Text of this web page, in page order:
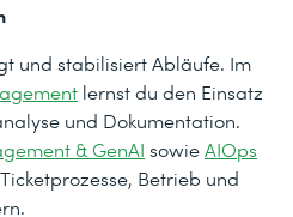
und stabilisiert Abläufe. Im
lernst du den Einsatz
und Dokumentation.
& GenAI sowieAIOps
Betrieb und